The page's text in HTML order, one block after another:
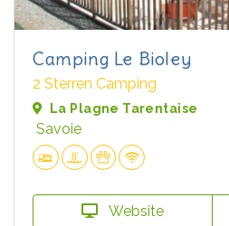
Camping Le Bioley
2 Sterren Camping
La Plagne Tarentaise
Savoie
Website